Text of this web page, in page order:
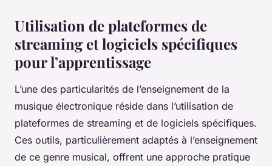
Utilisation de plateformes de
streaming et logiciels spécifiques
pour l’apprentissage
L’une des particularités de l’enseignement de la
musique électronique réside dans l’utilisation de
plateformes de streaming et de logiciels spécifiques.
Ces outils, particulièrement adaptés à l’enseignement
de ce genre musical, offrent une approche pratique